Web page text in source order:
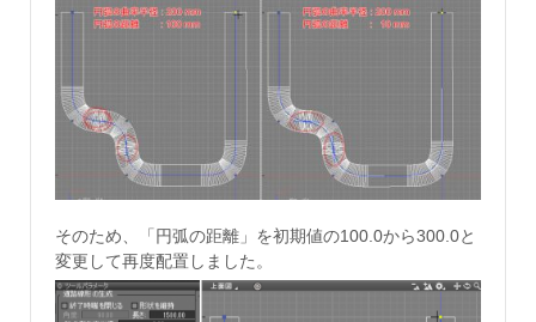
そのため、「円弧の距離」を初期値の100.0から300.0と
変更して再度配置しました。